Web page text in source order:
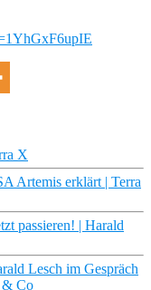
X
Artemis erklärt | Terra
passieren! | Harald
Lesch im Gespräch
& Co